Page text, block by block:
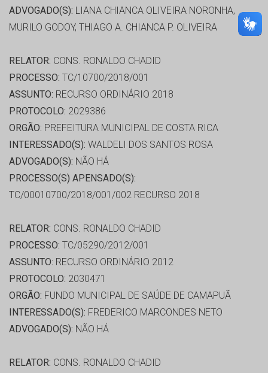
ADVOGADO(S): LIANA CHIANCA OLIVEIRA NORONHA,
MURILO GODOY, THIAGO A. CHIANCA P. OLIVEIRA
RELATOR: CONS. RONALDO CHADID
PROCESSO: TC/10700/2018/001
ASSUNTO: RECURSO ORDINÁRIO 2018
PROTOCOLO: 2029386
ORGÃO: PREFEITURA MUNICIPAL DE COSTA RICA
INTERESSADO(S): WALDELI DOS SANTOS ROSA
ADVOGADO(S): NÃO HÁ
PROCESSO(S) APENSADO(S):
TC/00010700/2018/001/002 RECURSO 2018
RELATOR: CONS. RONALDO CHADID
PROCESSO: TC/05290/2012/001
ASSUNTO: RECURSO ORDINÁRIO 2012
PROTOCOLO: 2030471
ORGÃO: FUNDO MUNICIPAL DE SAÚDE DE CAMAPUÃ
INTERESSADO(S): FREDERICO MARCONDES NETO
ADVOGADO(S): NÃO HÁ
RELATOR: CONS. RONALDO CHADID